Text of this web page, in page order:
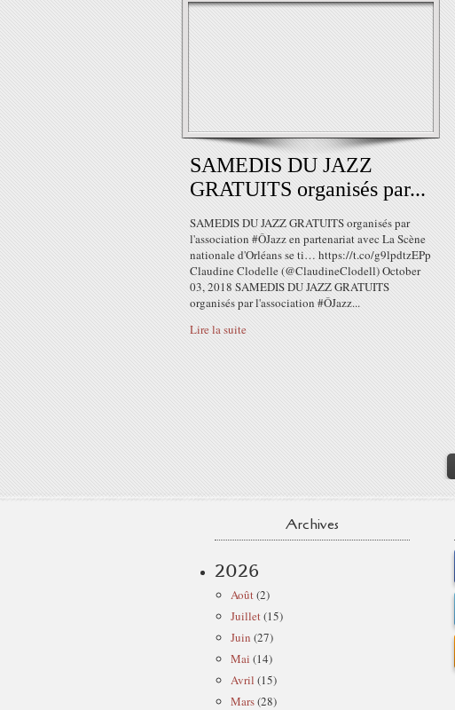
SAMEDIS DU JAZZ
GRATUITS organisés par...
SAMEDIS DU JAZZ GRATUITS organisés par
l'association #ÔJazz en partenariat avec La Scène
nationale d'Orléans se ti… https://t.co/g9lpdtzEPp
Claudine Clodelle (@ClaudineClodell) October
03, 2018 SAMEDIS DU JAZZ GRATUITS
organisés par l'association #ÔJazz...
Lire la suite
Archives
2026
Août(2)
Juillet(15)
Juin (27)
Mai (14)
Avril (15)
Mars(28)